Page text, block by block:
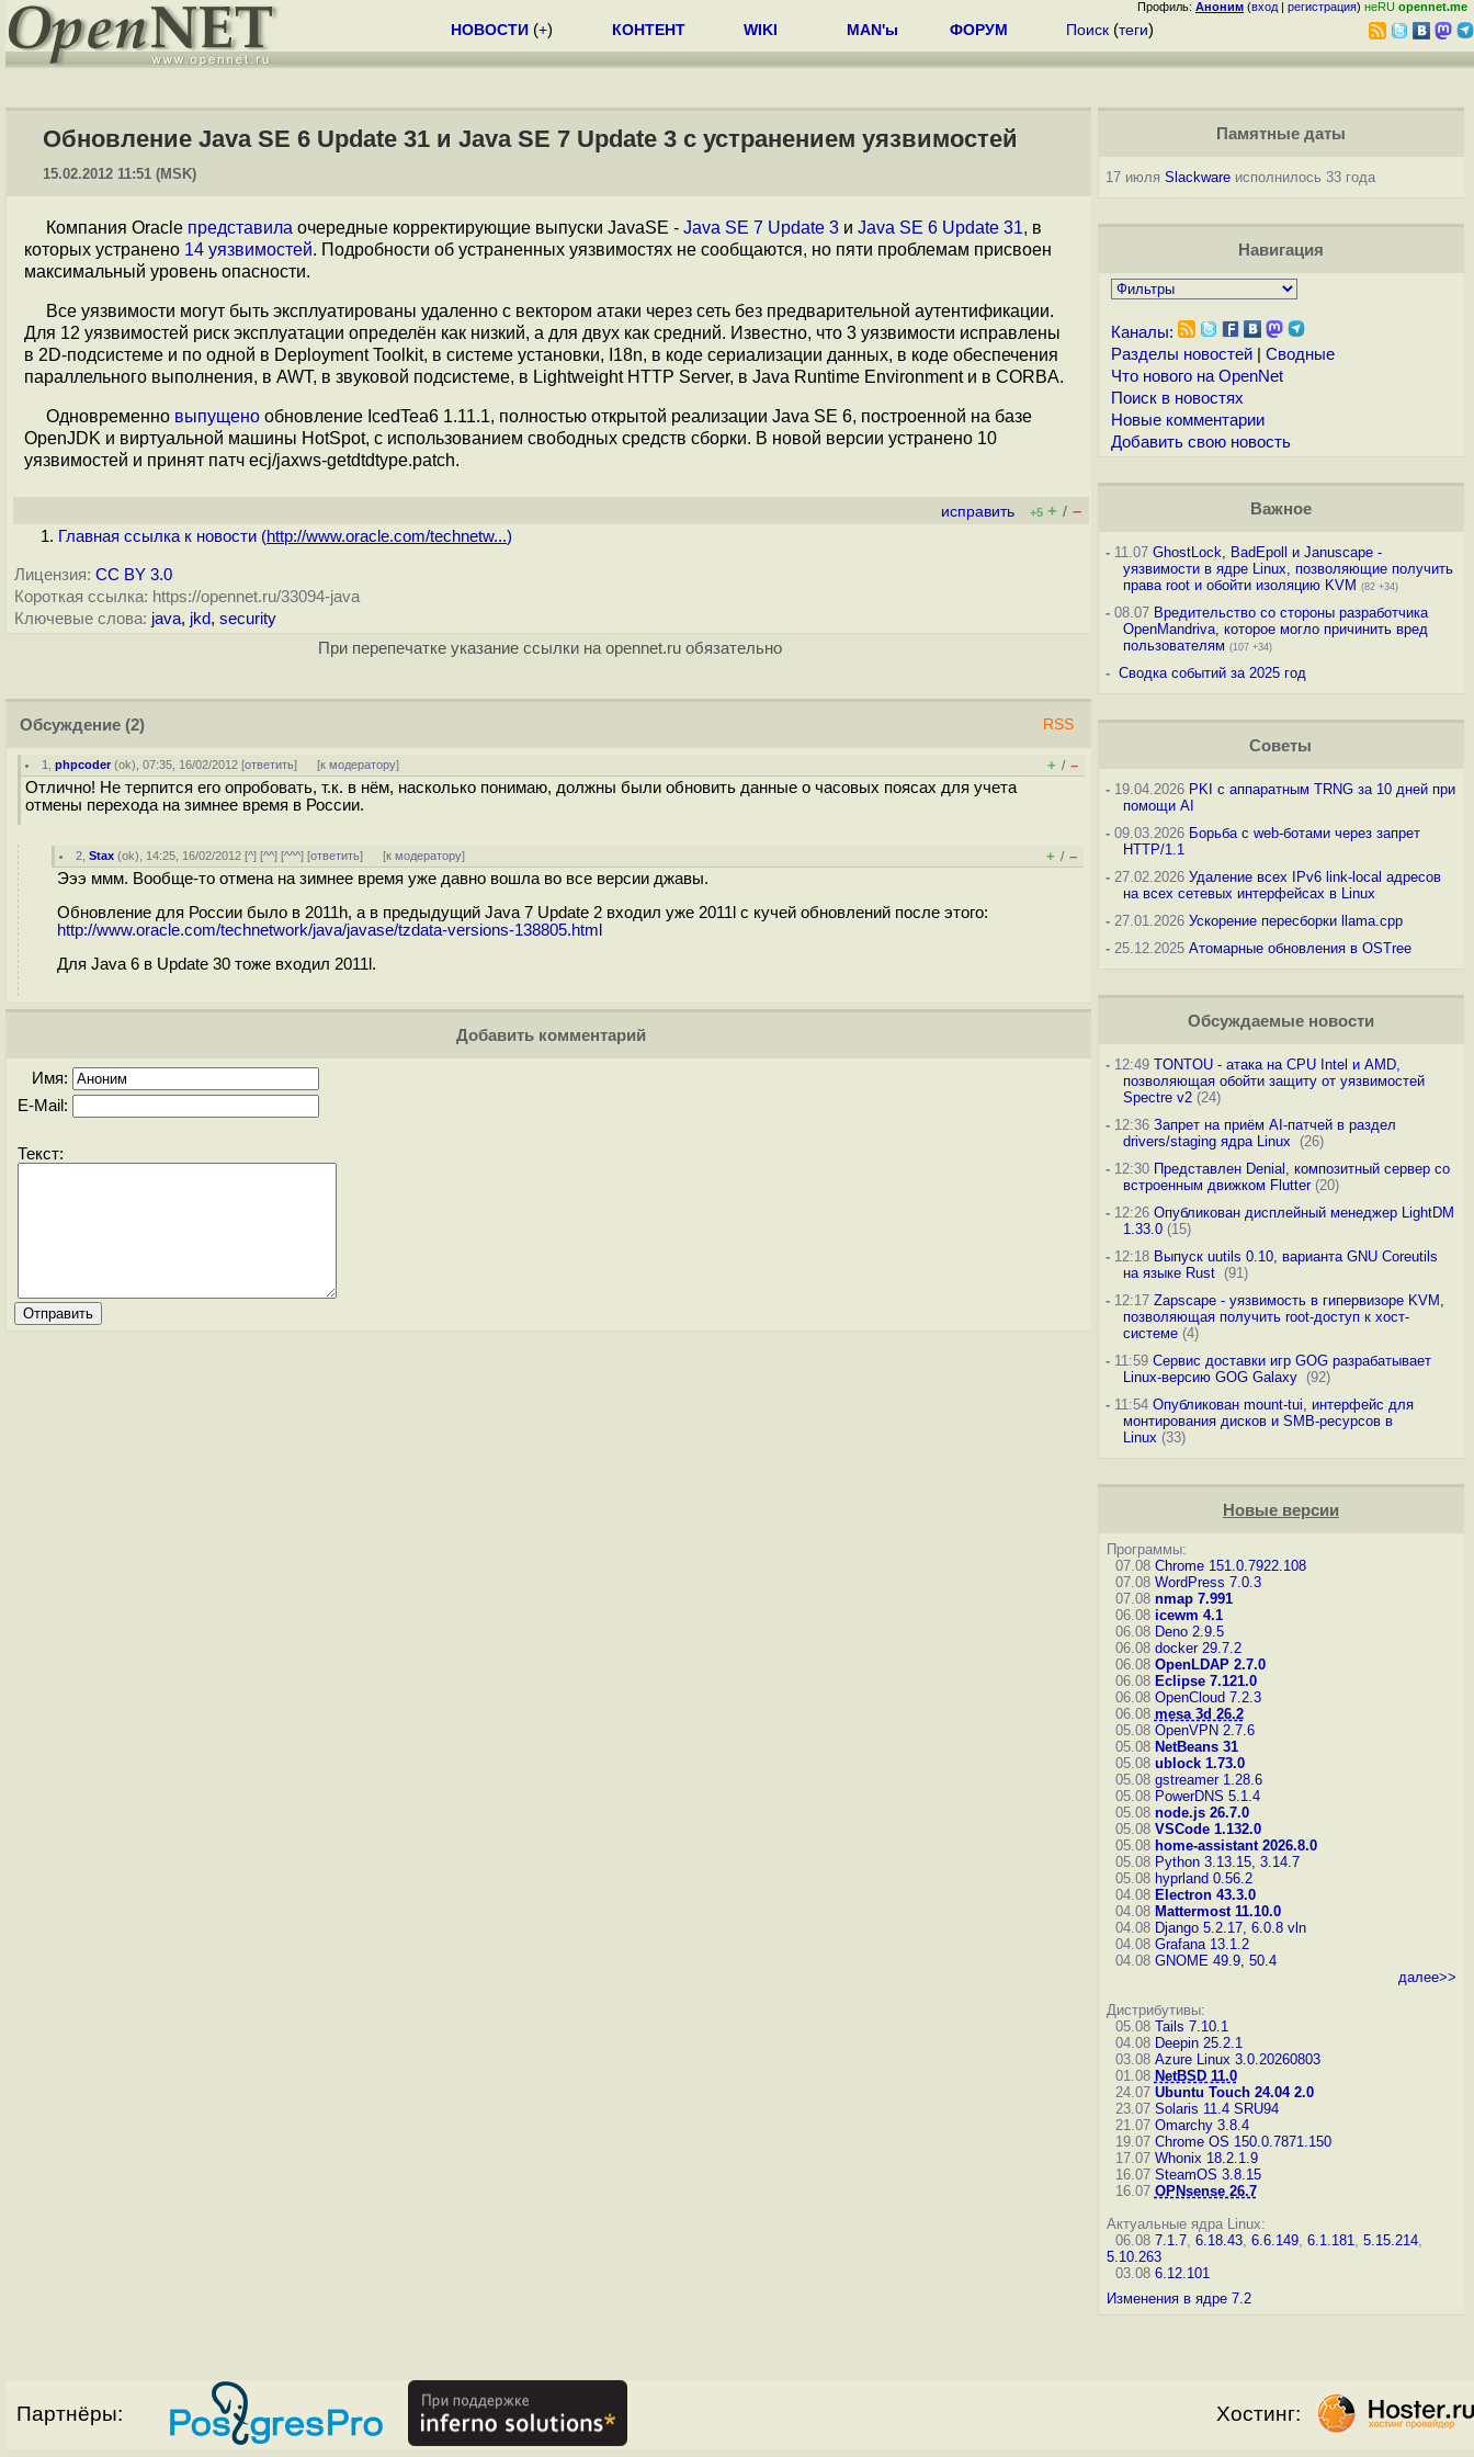
Профиль: Аноним (вход | регистрация) неRU opennet.me
НОВОСТИ (+) КОНТЕНТ WIKI MAN'ы ФОРУМ Поиск (теги)
Обновление Java SE 6 Update 31 и Java SE 7 Update 3 с устранением уязвимостей
15.02.2012 11:51 (MSK)
Компания Oracle представила очередные корректирующие выпуски JavaSE - Java SE 7 Update 3 и Java SE 6 Update 31, в
которых устранено 14 уязвимостей. Подробности об устраненных уязвимостях не сообщаются, но пяти проблемам присвоен
максимальный уровень опасности.
Все уязвимости могут быть эксплуатированы удаленно с вектором атаки через сеть без предварительной аутентификации.
Для 12 уязвимостей риск эксплуатации определён как низкий, а для двух как средний. Известно, что 3 уязвимости исправлены
в 2D-подсистеме и по одной в Deployment Toolkit, в системе установки, I18n, в коде сериализации данных, в коде обеспечения
параллельного выполнения, в AWT, в звуковой подсистеме, в Lightweight HTTP Server, в Java Runtime Environment и в CORBA.
Одновременно выпущено обновление IcedTea6 1.11.1, полностью открытой реализации Java SE 6, построенной на базе
OpenJDK и виртуальной машины HotSpot, с использованием свободных средств сборки. В новой версии устранено 10
уязвимостей и принят патч ecj/jaxws-getdtdtype.patch.
исправить +5 + / –
Главная ссылка к новости (http://www.oracle.com/technetw...)
Лицензия: CC BY 3.0
Короткая ссылка: https://opennet.ru/33094-java
Ключевые слова: java, jkd, security
При перепечатке указание ссылки на opennet.ru обязательно
Обсуждение (2) RSS
1 ,phpcoder(ok), 07:35, 16/02/2012 [ответить] [к модератору] + / –
Отлично! Не терпится его опробовать, т.к. в нём, насколько понимаю, должны были обновить данные о часовых поясах для учета
отмены перехода на зимнее время в России.
2 ,Stax (ok), 14:25, 16/02/2012 [^] [^^] [^^^] [ответить] [к модератору] + / –
Эээ ммм. Вообще-то отмена на зимнее время уже давно вошла во все версии джавы.
Обновление для России было в 2011h, а в предыдущий Java 7 Update 2 входил уже 2011l с кучей обновлений после этого:
http://www.oracle.com/technetwork/java/javase/tzdata-versions-138805.html
Для Java 6 в Update 30 тоже входил 2011l.
Добавить комментарий
Имя:
E-Mail:
Текст:
Памятные даты
17 июля Slackwareисполнилось 33 года
Навигация
Каналы:
Разделы новостей| Сводные
Что нового на OpenNet
Поиск в новостях
Новые комментарии
Добавить свою новость
Важное
-11.07 GhostLock, BadEpoll и Januscape -
уязвимости в ядре Linux, позволяющие получить
права root и обойти изоляцию KVM (82 +34)
-08.07 Вредительство со стороны разработчика
OpenMandriva, которое могло причинить вред
пользователям (107 +34)
- Сводка событий за 2025 год
Советы
-19.04.2026 PKI с аппаратным TRNG за 10 дней при
помощи AI
-09.03.2026 Борьба с web-ботами через запрет
HTTP/1.1
-27.02.2026 Удаление всех IPv6 link-local адресов
на всех сетевых интерфейсах в Linux
-27.01.2026 Ускорение пересборки llama.cpp
-25.12.2025 Атомарные обновления в OSTree
Обсуждаемые новости
-12:49 TONTOU - атака на CPU Intel и AMD,
позволяющая обойти защиту от уязвимостей
Spectre v2(24)
-12:36 Запрет на приём AI-патчей в раздел
drivers/staging ядра Linux
(26)
-12:30 Представлен Denial, композитный сервер со
встроенным движком Flutter(20)
-12:26 Опубликован дисплейный менеджер LightDM
1.33.0(15)
-12:18 Выпуск uutils 0.10, варианта GNU Coreutils
на языке Rust (91)
-12:17 Zapscape - уязвимость в гипервизоре KVM,
позволяющая получить root-доступ к хост-
системе(4)
-11:59 Сервис доставки игр GOG разрабатывает
Linux-версию GOG Galaxy (92)
-11:54 Опубликован mount-tui, интерфейс для
монтирования дисков и SMB-ресурсов в
Linux (33)
Новые версии
Программы:
07.08 Chrome 151.0.7922.108
07.08 WordPress 7.0.3
07.08 nmap 7.991
06.08 icewm 4.1
06.08 Deno 2.9.5
06.08 docker 29.7.2
06.08 OpenLDAP 2.7.0
06.08 Eclipse 7.121.0
06.08 OpenCloud 7.2.3
06.08 mesa 3d 26.2
05.08 OpenVPN 2.7.6
05.08 NetBeans 31
05.08 ublock 1.73.0
05.08 gstreamer 1.28.6
05.08 PowerDNS 5.1.4
05.08 node.js 26.7.0
05.08 VSCode 1.132.0
05.08 home-assistant 2026.8.0
05.08 Python 3.13.15, 3.14.7
05.08 hyprland 0.56.2
04.08 Electron 43.3.0
04.08 Mattermost 11.10.0
04.08 Django 5.2.17, 6.0.8 vln
04.08 Grafana 13.1.2
04.08 GNOME 49.9, 50.4
далее>>
Дистрибутивы:
05.08 Tails 7.10.1
04.08 Deepin 25.2.1
03.08 Azure Linux 3.0.20260803
01.08 NetBSD 11.0
24.07 Ubuntu Touch 24.04 2.0
23.07 Solaris 11.4 SRU94
21.07 Omarchy 3.8.4
19.07 Chrome OS 150.0.7871.150
17.07 Whonix 18.2.1.9
16.07 SteamOS 3.8.15
16.07 OPNsense 26.7
Актуальные ядра Linux:
06.08 7.1.7, 6.18.43, 6.6.149, 6.1.181, 5.15.214,
5.10.263
03.08 6.12.101
Изменения в ядре 7.2
Партнёры: Хостинг: